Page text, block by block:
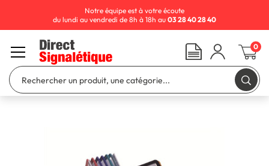
Notre équipe est à votre écoute
du lundi au vendredi de 8h à 18h au 03 28 40 28 40
0